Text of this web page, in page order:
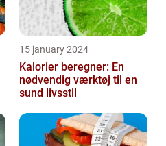
15 january 2024
Kalorier beregner: En
nødvendig værktøj til en
sund livsstil